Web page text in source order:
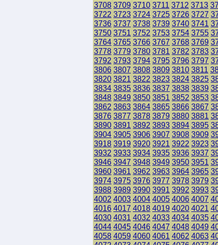
3708 3709 3710 3711 3712 3713
3722 3723 3724 3725 3726 3727
3736 3737 3738 3739 3740 3741
3750 3751 3752 3753 3754 3755
3764 3765 3766 3767 3768 3769
3778 3779 3780 3781 3782 3783
3792 3793 3794 3795 3796 3797
3806 3807 3808 3809 3810 3811
3820 3821 3822 3823 3824 3825
3834 3835 3836 3837 3838 3839
3848 3849 3850 3851 3852 3853
3862 3863 3864 3865 3866 3867
3876 3877 3878 3879 3880 3881
3890 3891 3892 3893 3894 3895
3904 3905 3906 3907 3908 3909
3918 3919 3920 3921 3922 3923
3932 3933 3934 3935 3936 3937
3946 3947 3948 3949 3950 3951
3960 3961 3962 3963 3964 3965
3974 3975 3976 3977 3978 3979
3988 3989 3990 3991 3992 3993
4002 4003 4004 4005 4006 4007
4016 4017 4018 4019 4020 4021
4030 4031 4032 4033 4034 4035
4044 4045 4046 4047 4048 4049
4058 4059 4060 4061 4062 4063